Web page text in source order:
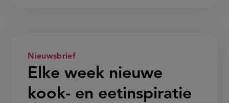
Nieuwsbrief
Elke week nieuwe
kook- en eetinspiratie